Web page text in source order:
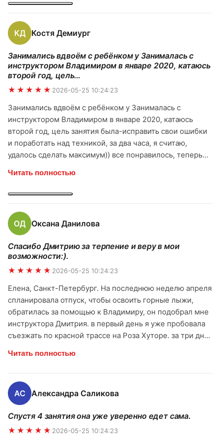
КД Костя Демиург
Занимались вдвоём с ребёнком у Занималась с
инструктором Владимиром в январе 2020, катаюсь
второй год, цель…
★★★★★ 2026-05-25 10:24:23
Занимались вдвоём с ребёнком у Занималась с
инструктором Владимиром в январе 2020, катаюсь
второй год, цель занятия была-исправить свои ошибки
и поработать над техникой, за два часа, я считаю,
удалось сделать максимум)) все понравилось, теперь
занятие 4 часа. На лыжах встали впервые и в Поляне
впервые. К середине занятия легко катались на синих
трассах и я и ребёнок. Объясняют понятно, тренер ) асс,
легко и с удовольствием всё прошло. Рекомендую.
Читать полностью
ОД Оксана Данилова
Спасибо Дмитрию за терпение и веру в мои
возможности:).
★★★★★ 2026-05-25 10:24:23
Елена, Санкт-Петербург. На последнюю неделю апреля
спланировала отпуск, чтобы освоить горные лыжи,
обратилась за помощью к Владимиру, он подобрал мне
инструктора Дмитрия. в первый день я уже пробовала
съезжать по красной трассе на Роза Хуторе. за три дня
даже съехала по черной трассе под чутким
наблюдением инструктора. Спасибо Дмитрию за
терпение и веру в мои возможности:). Получила
колоссальное удовольствие от гор, от катания. Всей
душой буду стремиться вернуться сюда еще не один
раз. Благодаря вам открыла для себя новую прекрасную
страницу жизни. До следующего сезона буду
Читать полностью
АС Александра Саликова
Спустя 4 занятия она уже уверенно едет сама.
★★★★★ 2026-05-25 10:24:23